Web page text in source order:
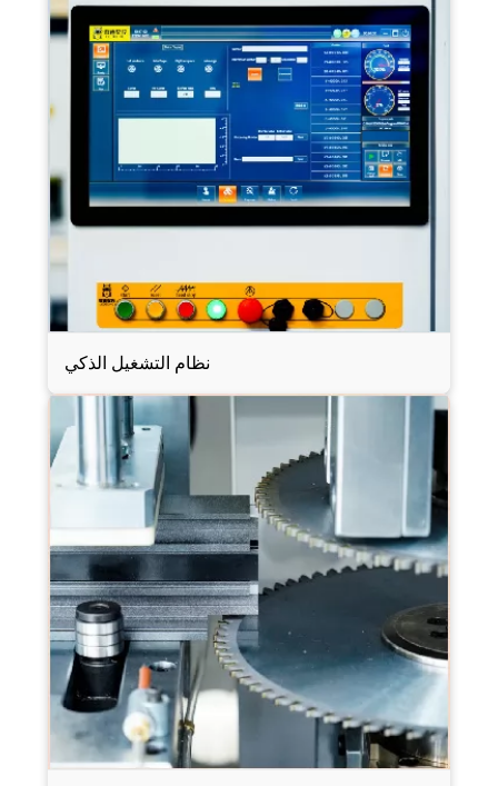
نظام التشغيل الذكي